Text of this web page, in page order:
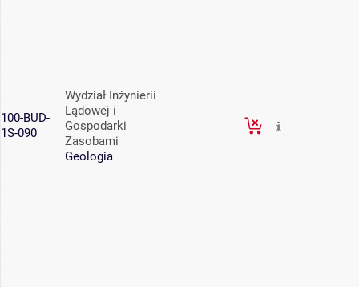
100-BUD-
1S-090
Wydział Inżynierii
Lądowej i
Gospodarki
Zasobami
Geologia